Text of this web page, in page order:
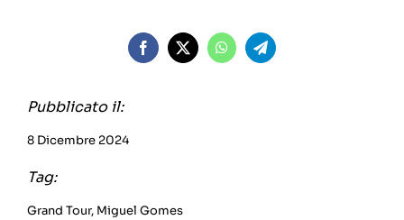
Pubblicato il:
8 Dicembre 2024
Tag:
Grand Tour, Miguel Gomes